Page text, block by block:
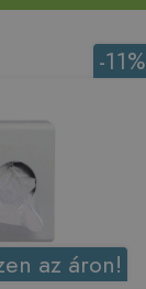
-11%
az áron!